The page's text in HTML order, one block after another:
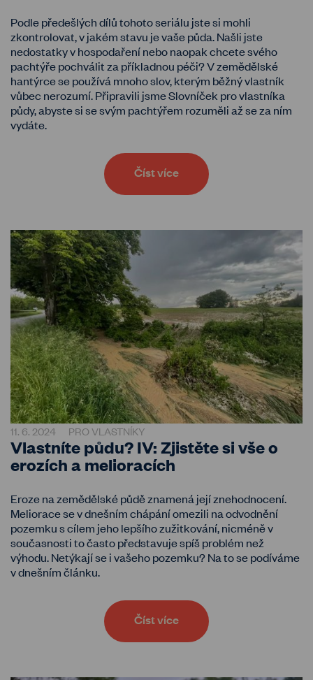
Podle předešlých dílů tohoto seriálu jste si mohli
zkontrolovat, v jakém stavu je vaše půda. Našli jste
nedostatky v hospodaření nebo naopak chcete svého
pachtýře pochválit za příkladnou péči? V zemědělské
hantýrce se používá mnoho slov, kterým běžný vlastník
vůbec nerozumí. Připravili jsme Slovníček pro vlastníka
půdy, abyste si se svým pachtýřem rozuměli až se za ním
vydáte.
Číst více
11. 6. 2024 PRO VLASTNÍKY
Vlastníte půdu? IV: Zjistěte si vše o
erozích a melioracích
Eroze na zemědělské půdě znamená její znehodnocení.
Meliorace se v dnešním chápání omezili na odvodnění
pozemku s cílem jeho lepšího zužitkování, nicméně v
současnosti to často představuje spíš problém než
výhodu. Netýkají se i vašeho pozemku? Na to se podíváme
v dnešním článku.
Číst více